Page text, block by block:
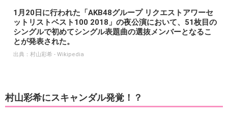
1月20日に行われた「AKB48グループ リクエストアワーセ
ットリストベスト100 2018」の夜公演において、51枚目の
シングルで初めてシングル表題曲の選抜メンバーとなるこ
とが発表された。
出典： 村山彩希 - Wikipedia
村山彩希にスキャンダル発覚！？